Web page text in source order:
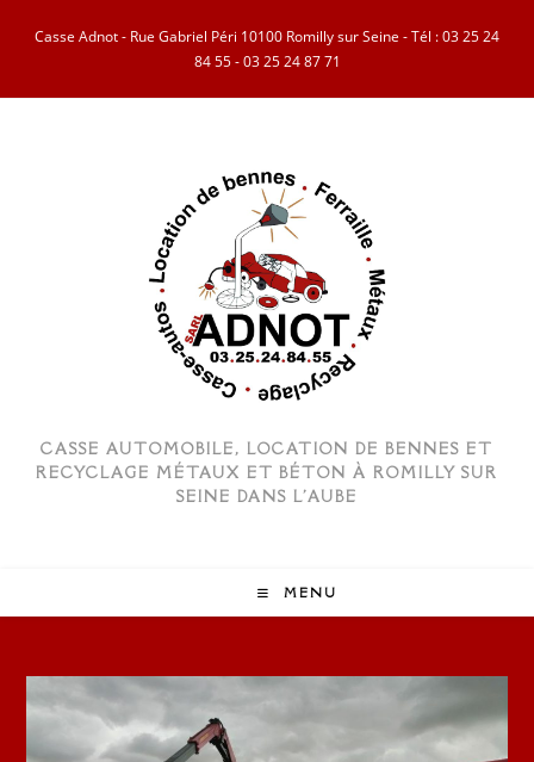
Casse Adnot - Rue Gabriel Péri 10100 Romilly sur Seine - Tél :03 25 24
84 55-03 25 24 87 71
CASSE AUTOMOBILE, LOCATION DE BENNES ET
RECYCLAGE MÉTAUX ET BÉTON À ROMILLY SUR
SEINE DANS L'AUBE
MENU